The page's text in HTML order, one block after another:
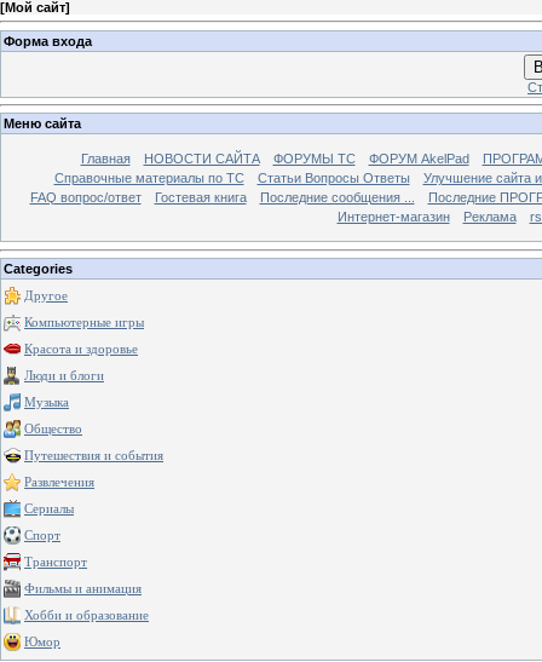
[Мой сайт]
Форма входа
Меню сайта
Главная НОВОСТИ САЙТА ФОРУМЫ TC ФОРУМ AkelPad
Справочные материалы по TС
Статьи Вопросы Ответы
Улучшение сайта
FAQ вопрос/ответ
Гостевая книга Последние сообщения ...
Последние
Интернет-магазин
Реклама
Categories
Другое
Компьютерные игры
Красота и здоровье
Люди и блоги
Музыка
Общество
Путешествия и события
Развлечения
Сериалы
Спорт
Транспорт
Фильмы и анимация
Хобби и образование
Юмор